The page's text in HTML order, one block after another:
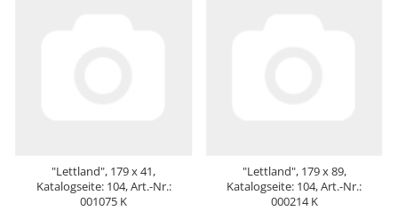
"Lettland", 179 x 41,
Katalogseite: 104, Art.-Nr.:
001075 K
"Lettland", 179 x 89,
Katalogseite: 104, Art.-Nr.:
000214 K